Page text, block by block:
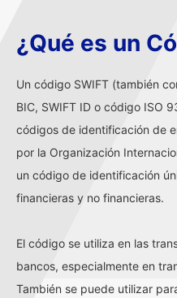
¿Qué es un
Un código SWIFT (también
BIC, SWIFT ID o código ISO
códigos de identificación de
por la Organización
un código de identificación
financieras y no financieras.
El código se utiliza en las
bancos, especialmente en
También se puede utilizar